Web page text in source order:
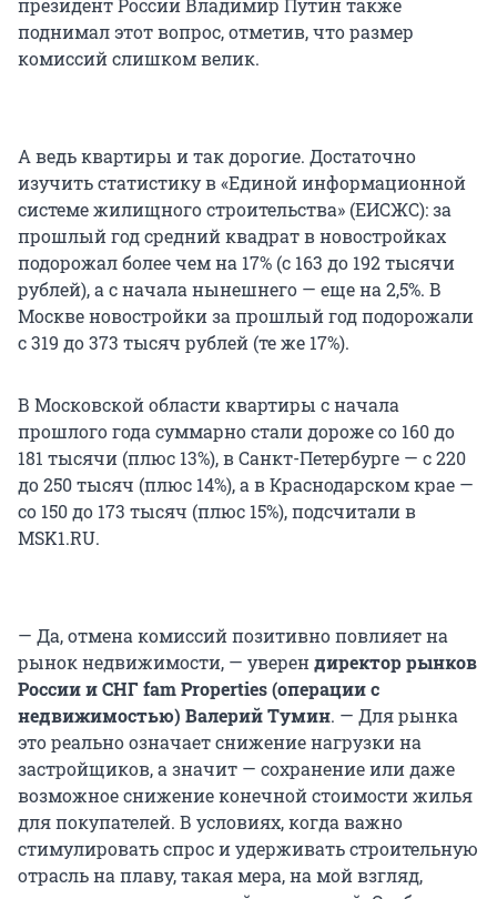
президент России Владимир Путин также
поднимал этот вопрос, отметив, что размер
комиссий слишком велик.
А ведь квартиры и так дорогие. Достаточно
изучить статистику в «Единой информационной
системе жилищного строительства» (ЕИСЖС): за
прошлый год средний квадрат в новостройках
подорожал более чем на 17% (с 163 до 192 тысячи
рублей), а с начала нынешнего — еще на 2,5%. В
Москве новостройки за прошлый год подорожали
с 319 до 373 тысяч рублей (те же 17%).
В Московской области квартиры с начала
прошлого года суммарно стали дороже со 160 до
181 тысячи (плюс 13%), в Санкт-Петербурге — с 220
до 250 тысяч (плюс 14%), а в Краснодарском крае —
со 150 до 173 тысяч (плюс 15%), подсчитали в
MSK1.RU.
— Да, отмена комиссий позитивно повлияет на
рынок недвижимости, — уверендиректор рынков
России и СНГ fam Properties (операции с
недвижимостью) Валерий Тумин. — Для рынка
это реально означает снижение нагрузки на
застройщиков, а значит — сохранение или даже
возможное снижение конечной стоимости жилья
для покупателей. В условиях, когда важно
стимулировать спрос и удерживать строительную
отрасль на плаву, такая мера, на мой взгляд,